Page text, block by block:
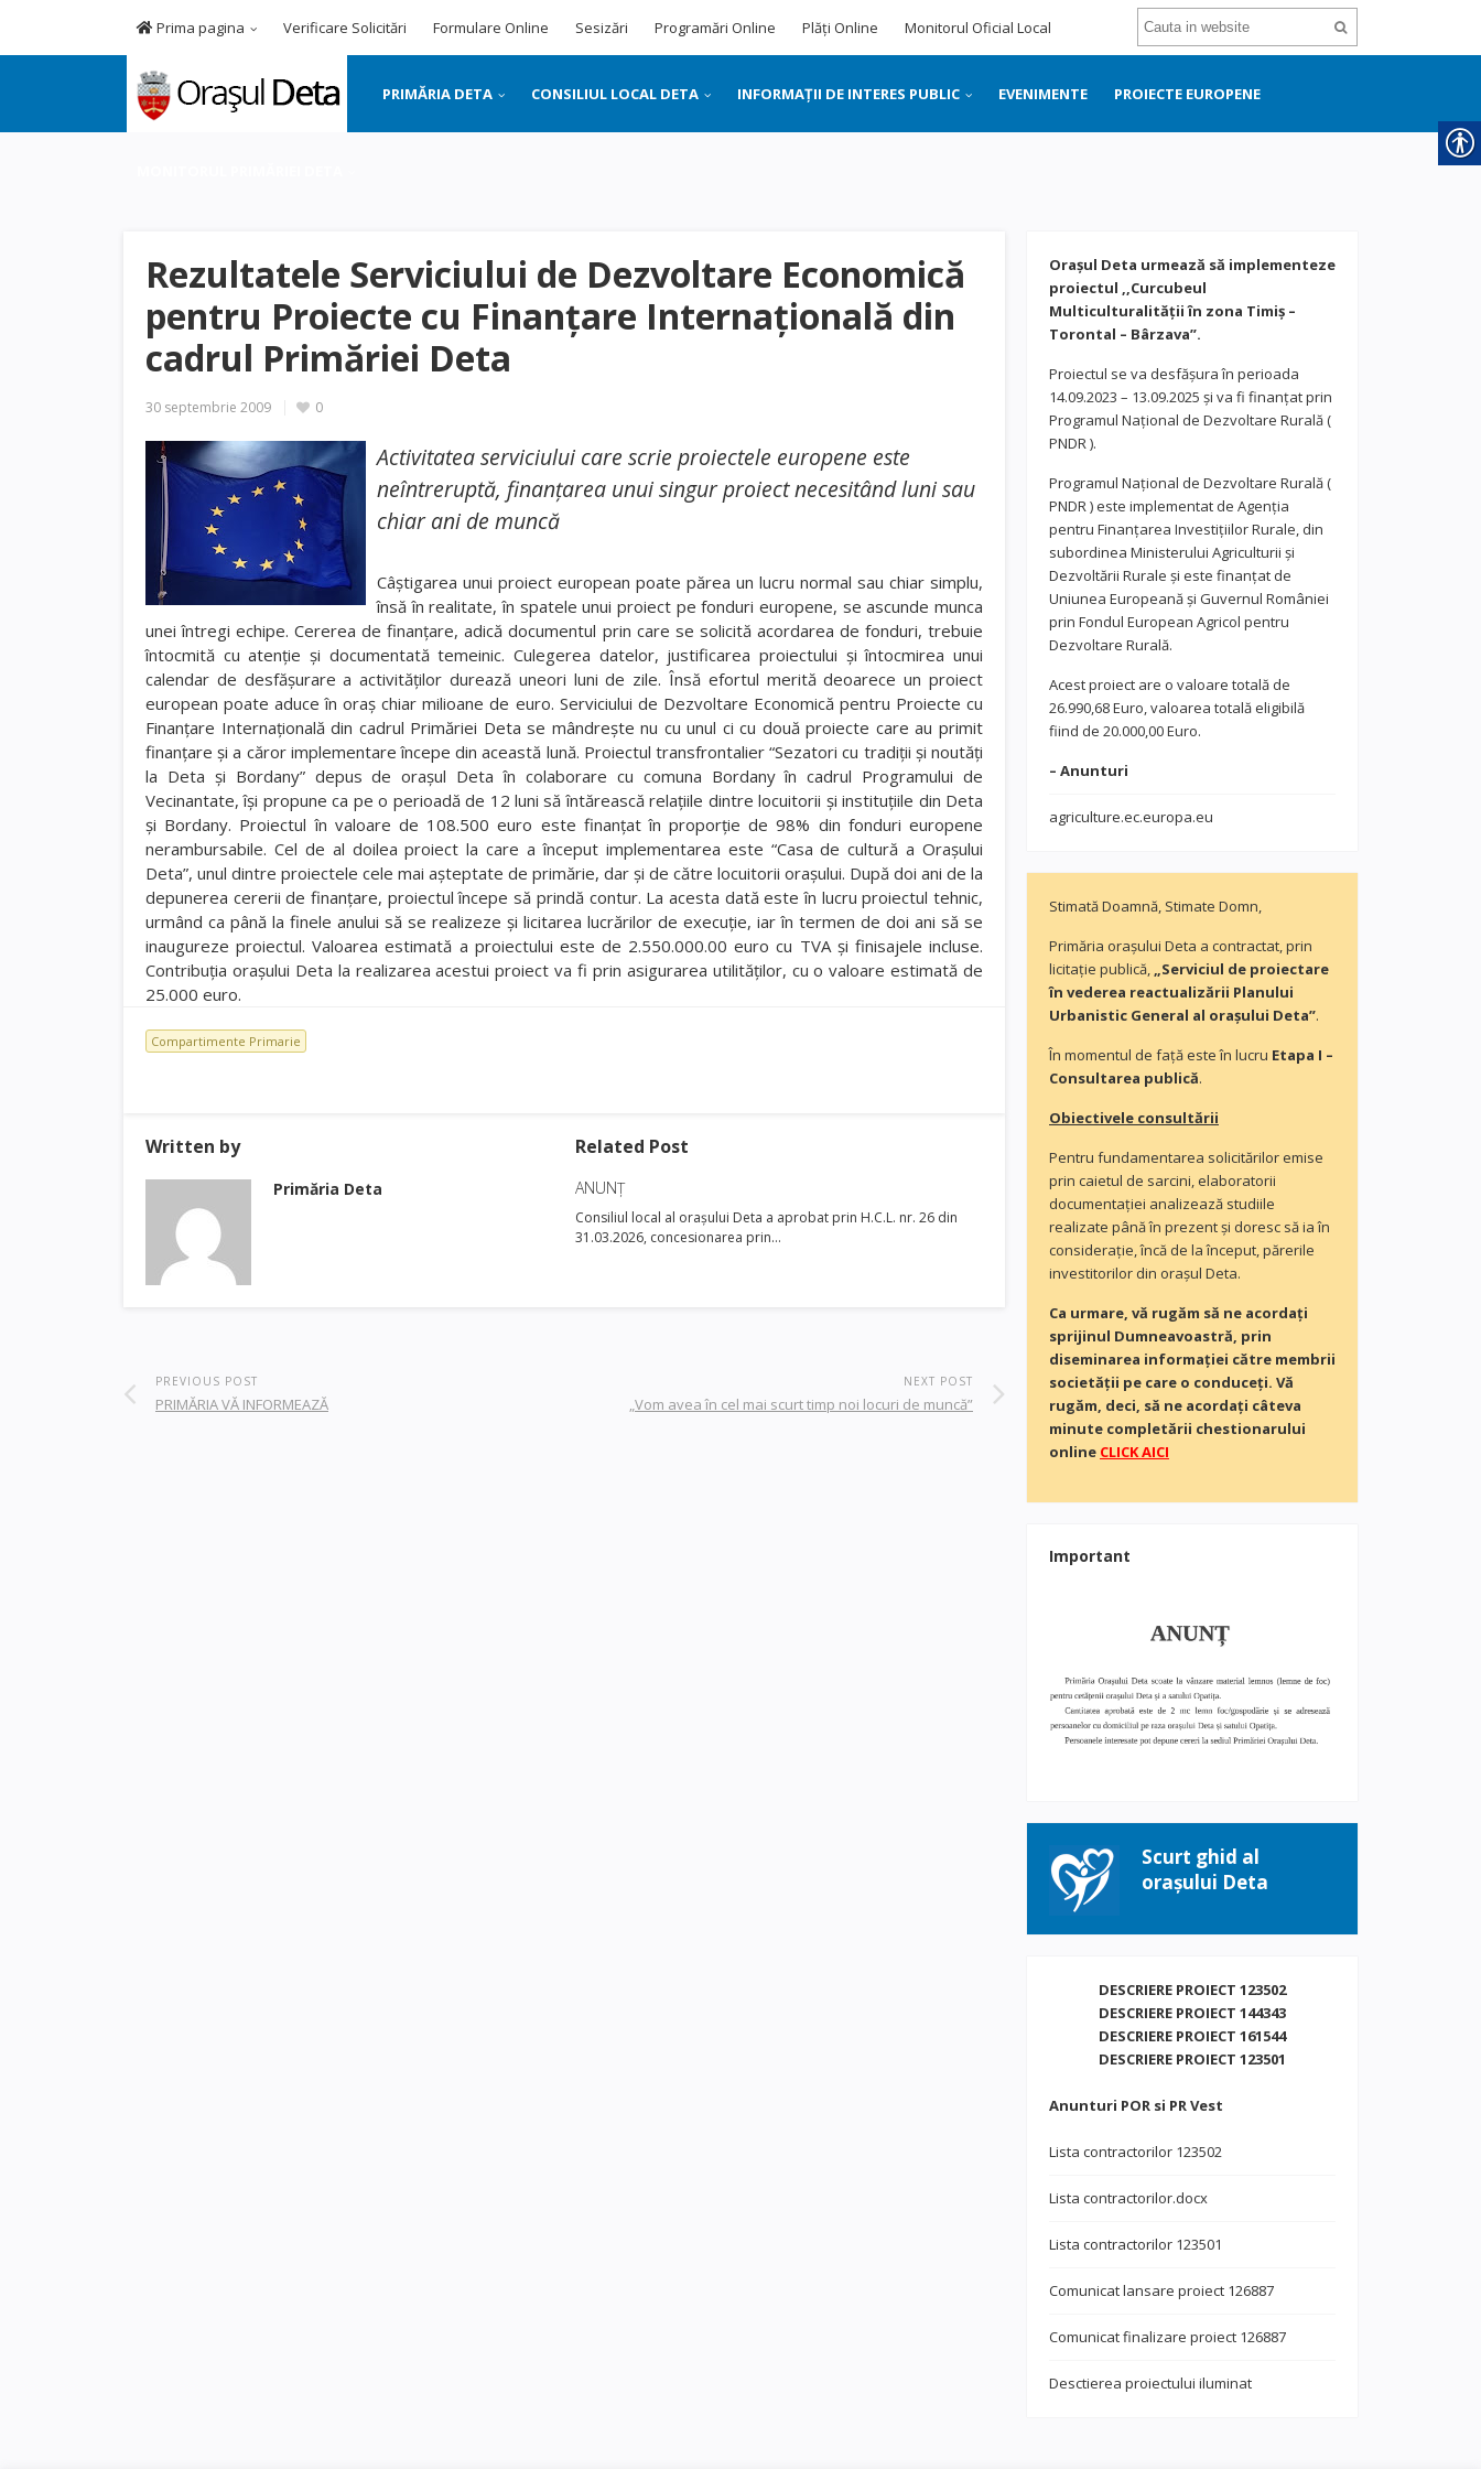
Prima pagina Verificare Solicitări Formulare Online Sesizări Programări Online Plăți Online Monitorul Oficial Local
PRIMĂRIA DETA CONSILIUL LOCAL DETA INFORMAȚII DE INTERES PUBLIC EVENIMENTE PROIECTE EUROPENE
Rezultatele Serviciului de Dezvoltare Economică
pentru Proiecte cu Finanţare Internaţională din
cadrul Primăriei Deta
30 septembrie 2009 0
Activitatea serviciului care scrie proiectele europene este
neîntreruptă, finanţarea unui singur proiect necesitând luni sau
chiar ani de muncă
Câştigarea unui proiect european poate părea un lucru normal sau chiar simplu,
însă în realitate, în spatele unui proiect pe fonduri europene, se ascunde munca
unei întregi echipe. Cererea de finanţare, adică documentul prin care se solicită acordarea de fonduri, trebuie
întocmită cu atenţie şi documentată temeinic. Culegerea datelor, justificarea proiectului şi întocmirea unui
calendar de desfăşurare a activităţilor durează uneori luni de zile. Însă efortul merită deoarece un proiect
european poate aduce în oraş chiar milioane de euro. Serviciului de Dezvoltare Economică pentru Proiecte cu
Finanţare Internaţională din cadrul Primăriei Deta se mândreşte nu cu unul ci cu două proiecte care au primit
finanţare şi a căror implementare începe din această lună. Proiectul transfrontalier “Sezatori cu tradiţii şi noutăţi
la Deta şi Bordany” depus de oraşul Deta în colaborare cu comuna Bordany în cadrul Programului de
Vecinantate, îşi propune ca pe o perioadă de 12 luni să întărească relaţiile dintre locuitorii şi instituţiile din Deta
şi Bordany. Proiectul în valoare de 108.500 euro este finanţat în proporţie de 98% din fonduri europene
nerambursabile. Cel de al doilea proiect la care a început implementarea este “Casa de cultură a Oraşului
Deta”, unul dintre proiectele cele mai aşteptate de primărie, dar şi de către locuitorii oraşului. După doi ani de la
depunerea cererii de finanţare, proiectul începe să prindă contur. La acesta dată este în lucru proiectul tehnic,
urmând ca până la finele anului să se realizeze şi licitarea lucrărilor de execuţie, iar în termen de doi ani să se
inaugureze proiectul. Valoarea estimată a proiectului este de 2.550.000.00 euro cu TVA şi finisajele incluse.
Contribuţia oraşului Deta la realizarea acestui proiect va fi prin asigurarea utilităţilor, cu o valoare estimată de
25.000 euro.
Compartimente Primarie
Written by
Primăria Deta
Related Post
ANUNȚ
Consiliul local al orașului Deta a aprobat prin H.C.L. nr. 26 din
31.03.2026, concesionarea prin…
PREVIOUS POST
PRIMĂRIA VĂ INFORMEAZĂ
NEXT POST
„Vom avea în cel mai scurt timp noi locuri de muncă”
Orașul Deta urmează să implementeze
proiectul ,,Curcubeul
Multiculturalității în zona Timiș –
Torontal – Bârzava”.
Proiectul se va desfășura în perioada
14.09.2023 – 13.09.2025 și va fi finanțat prin
Programul Național de Dezvoltare Rurală (
PNDR ).
Programul Național de Dezvoltare Rurală (
PNDR ) este implementat de Agenția
pentru Finanțarea Investițiilor Rurale, din
subordinea Ministerului Agriculturii și
Dezvoltării Rurale și este finanțat de
Uniunea Europeană și Guvernul României
prin Fondul European Agricol pentru
Dezvoltare Rurală.
Acest proiect are o valoare totală de
26.990,68 Euro, valoarea totală eligibilă
fiind de 20.000,00 Euro.
– Anunturi
agriculture.ec.europa.eu
Stimată Doamnă, Stimate Domn,
Primăria orașului Deta a contractat, prin
licitație publică, „Serviciul de proiectare
în vederea reactualizării Planului
Urbanistic General al orașului Deta”.
În momentul de faţă este în lucru Etapa I –
Consultarea publică.
Obiectivele consultării
Pentru fundamentarea solicitărilor emise
prin caietul de sarcini, elaboratorii
documentaţiei analizează studiile
realizate până în prezent și doresc să ia în
consideraţie, încă de la început, părerile
investitorilor din orașul Deta.
Ca urmare, vă rugăm să ne acordaţi
sprijinul Dumneavoastră, prin
diseminarea informației către membrii
societății pe care o conduceți. Vă
rugăm, deci, să ne acordați câteva
minute completării chestionarului
online CLICK AICI
Important
Scurt ghid al
orașului Deta
DESCRIERE PROIECT 123502
DESCRIERE PROIECT 144343
DESCRIERE PROIECT 161544
DESCRIERE PROIECT 123501
Anunturi POR si PR Vest
Lista contractorilor 123502
Lista contractorilor.docx
Lista contractorilor 123501
Comunicat lansare proiect 126887
Comunicat finalizare proiect 126887
Desctierea proiectului iluminat